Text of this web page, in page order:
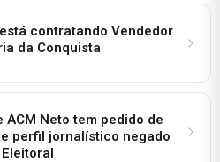
contratando Vendedor
da Conquista
ACM Neto tem pedido de
perfil jornalístico negado